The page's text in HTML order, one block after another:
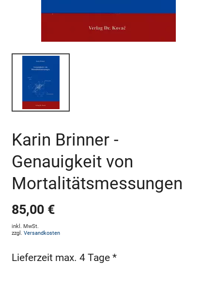
Karin Brinner -
Genauigkeit von
Mortalitätsmessungen
85,00 €
inkl. MwSt.
zzgl. Versandkosten
Lieferzeit max. 4 Tage *